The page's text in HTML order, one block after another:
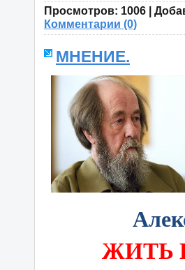
Просмотров: 1006 |
Комментарии (0)
МНЕНИЕ.
ЖИТЬ